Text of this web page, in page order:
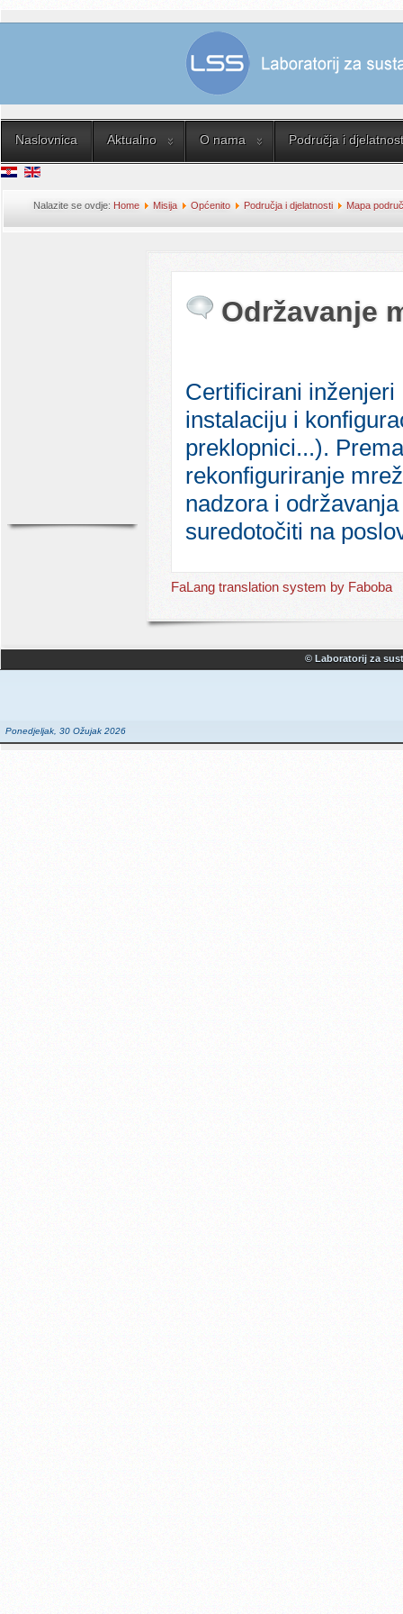
Naslovnica Aktualno O nama Područja i
Nalazite se ovdje: Home Misija Općenito Područja i djelatnosti Mapa
Održavanje
Certificirani
instalaciju i
preklopnici...).
rekonfiguriranje
nadzora i
suredotočiti na
FaLang translation system by Faboba
© Laboratorij za
Ponedjeljak, 30 Ožujak 2026